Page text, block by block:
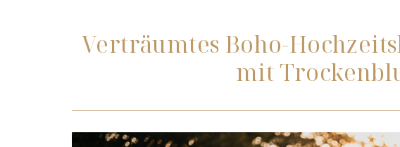
Verträumtes Boho-
mit